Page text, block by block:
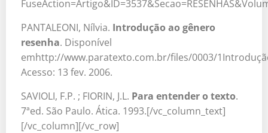
PANTALEONI, Nílvia. Introdução ao gênero
resenha. Disponível
emhttp://www.paratexto.com.br/files/0003/
Acesso: 13 fev. 2006.
SAVIOLI, F.P. ; FIORIN, J.L. Para entender o texto.
7ªed. São Paulo. Ática. 1993.[/vc_column_text]
[/vc_column][/vc_row]